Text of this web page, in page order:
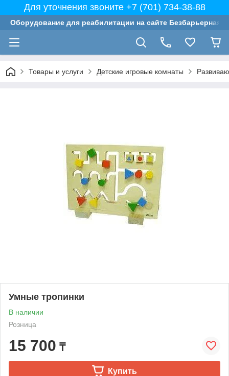
Для уточнения звоните +7 (701) 734-38-88
Оборудование для реабилитации на сайте Безбарьерная
Товары и услуги Детские игровые комнаты
Умные тропинки
В наличии
Розница
15 700 ₸
Купить